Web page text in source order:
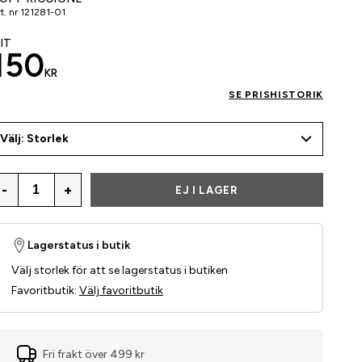
nr 121281-01
KR
SE PRISHISTORIK
Välj: Storlek
- + EJ I LAGER
Lagerstatus i butik
Välj storlek för att se lagerstatus i butiken
Favoritbutik: Välj favoritbutik
Fri frakt över 499 kr